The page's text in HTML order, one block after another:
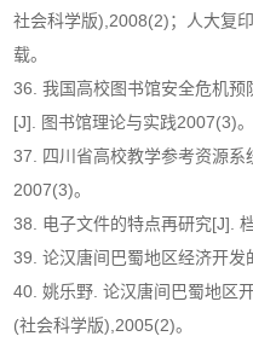
社会科学版),2008(2)；人大复
载。
36. 我国高校图书馆安全危机
[J]. 图书馆理论与实践2007(3)。
37. 四川省高校教学参考资源
2007(3)。
38. 电子文件的特点再研究[J].
39. 论汉唐间巴蜀地区经济开发
40. 姚乐野. 论汉唐间巴蜀地区
(社会科学版),2005(2)。